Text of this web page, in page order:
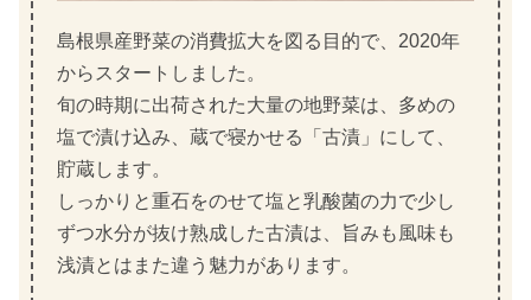
島根県産野菜の消費拡大を図る目的で、2020年
からスタートしました。
旬の時期に出荷された大量の地野菜は、多めの
塩で漬け込み、蔵で寝かせる「古漬」にして、
貯蔵します。
しっかりと重石をのせて塩と乳酸菌の力で少し
ずつ水分が抜け熟成した古漬は、旨みも風味も
浅漬とはまた違う魅力があります。